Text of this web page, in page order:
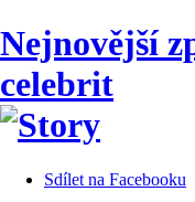
Nejnovější
celebrit
Sdílet na Facebooku